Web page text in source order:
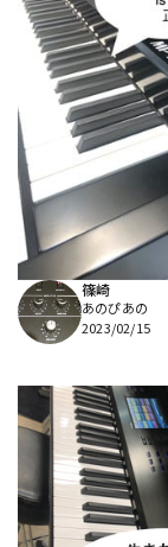
篠崎
あのぴあの
2023/02/15